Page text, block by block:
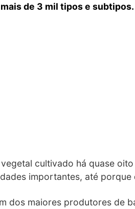
de 3 mil tipos e subtipos.
cultivado há quase
importantes, até porque
dos maiores produtores de